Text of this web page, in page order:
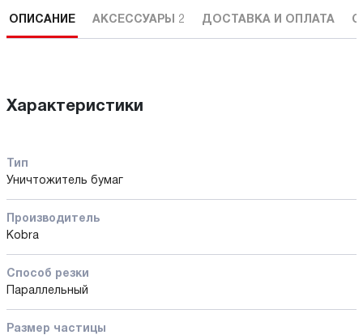
ОПИСАНИЕ АКСЕССУАРЫ 2 ДОСТАВКА И ОПЛАТА
Характеристики
Тип
Уничтожитель бумаг
Производитель
Kobra
Способ резки
Параллельный
Размер частицы